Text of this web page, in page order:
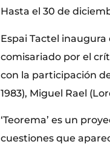
Hasta el 30 de
Espai Tactel inaugura
comisariado por el
con la participación
1983), Miguel Rael
‘Teorema’ es un
cuestiones que